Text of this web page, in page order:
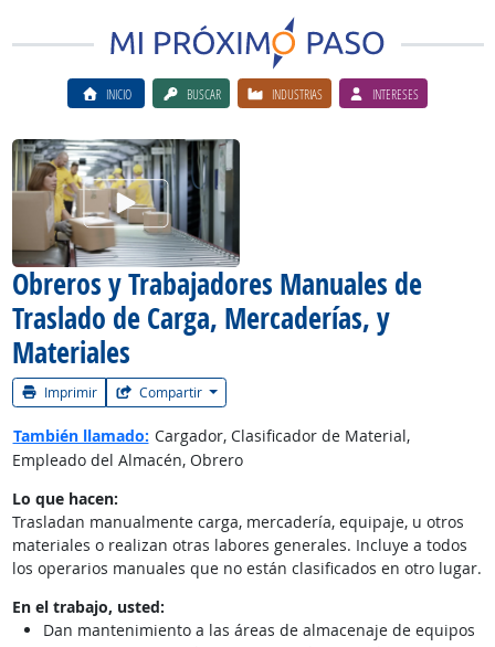
INICIO BUSCAR INDUSTRIAS INTERESES
Obreros y Trabajadores Manuales de
Traslado de Carga, Mercaderías, y
Materiales
Imprimir Compartir
Ver el vίdeo de la carrera
También llamado: Cargador, Clasificador de Material,
Empleado del Almacén, Obrero
Lo que hacen:
Trasladan manualmente carga, mercadería, equipaje, u otros
materiales o realizan otras labores generales. Incluye a todos
los operarios manuales que no están clasificados en otro lugar.
En el trabajo, usted:
Dan mantenimiento a las áreas de almacenaje de equipos